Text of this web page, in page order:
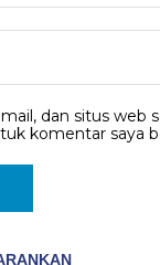
dan situs web
komentar saya